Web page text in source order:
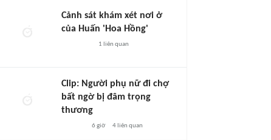
Cảnh sát khám xét nơi ở
của Huấn 'Hoa Hồng'
1 liên quan
Clip: Người phụ nữ đi chợ
bất ngờ bị đâm trọng
thương
6 giờ 4liên quan